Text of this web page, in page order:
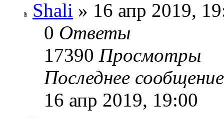
Shali » 16 апр 2019,
0 Ответы
17390 Просмотры
Последнее
16 апр 2019, 19:00